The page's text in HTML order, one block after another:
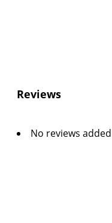
Reviews
No reviews